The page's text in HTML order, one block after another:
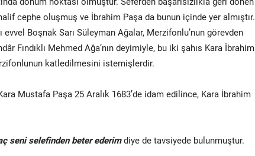
cephe oluşmuş ve İbrahim Paşa da bunun içinde yer almıştır.
Boşnak Sarı Süleyman Ağalar, Merzifonlu’nun görevden
Fındıklı Mehmed Ağa’nın deyimiyle, bu iki şahıs Kara İbrahim
katledilmesini istemişlerdir.
Mustafa Paşa 25 Aralık 1683’de idam edilince, Kara İbrahim
seni selefinden beter ederim diye de tavsiyede bulunmuştur.